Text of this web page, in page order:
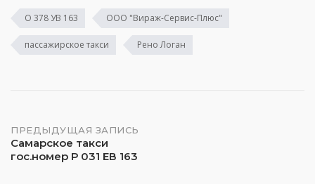
О 378 УВ 163 ООО "Вираж-Сервис-Плюс"
пассажирское такси Рено Логан
Навигация
по
ПРЕДЫДУЩАЯ ЗАПИСЬ
Самарское такси
гос.номер Р 031 ЕВ 163